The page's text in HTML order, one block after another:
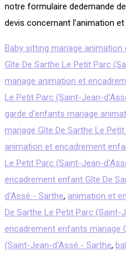
notre formulaire dedemande
devis concernant l’animation
Baby sitting mariage
Gîte De Sarthe Le Petit Parc
mariage animation et
Le Petit Parc (Saint-Jean-
garde d'enfants mariage
mariage Gîte De Sarthe Le
animation et encadrement
Le Petit Parc (Saint-Jean-
encadrement enfant Gîte De
d'Assé - Sarthe, animation et
De Sarthe Le Petit Parc (Saint-
encadrement enfants mariage
(Saint-Jean-d'Assé - Sarthe,